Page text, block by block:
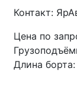
Контакт:
Цена по
Длина